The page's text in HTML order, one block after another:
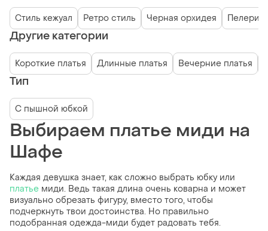
Стиль кежуал Ретро стиль Черная орхидея
Другие категории
Короткие платья Длинные платья Вечерние платья
Тип
С пышной юбкой
Выбираем платье миди на
Шафе
Каждая девушка знает, как сложно выбрать юбку или
платье миди. Ведь такая длина очень коварна и может
визуально обрезать фигуру, вместо того, чтобы
подчеркнуть твои достоинства. Но правильно
подобранная одежда-миди будет радовать тебя.